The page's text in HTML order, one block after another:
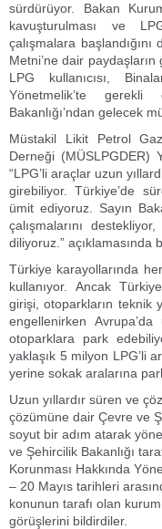
sürdürüyor. Bakan
kavuşturulması ve
çalışmalara
Metni’ne dair paydaşların
LPG kullanıcısı,
Yönetmelik’te gerekli
Bakanlığı’ndan gelecek
Müstakil Likit Petrol
Derneği (MÜSLPGDER)
“LPG’li araçlar uzun
girebiliyor. Türkiye’de
ümit ediyoruz. Sayın
çalışmalarını
diliyoruz.” açıklamasında
Türkiye karayollarında
kullanıyor. Ancak
girişi, otoparkların teknik
engellenirken Avrupa’da
otoparklara park
yaklaşık 5 milyon LPG’li
yerine sokak aralarına
Uzun yıllardır süren ve
çözümüne dair Çevre ve
soyut bir adım atarak
ve Şehircilik Bakanlığı
Korunması Hakkında
– 20 Mayıs tarihleri
konunun tarafı olan
görüşlerini bildirdiler.